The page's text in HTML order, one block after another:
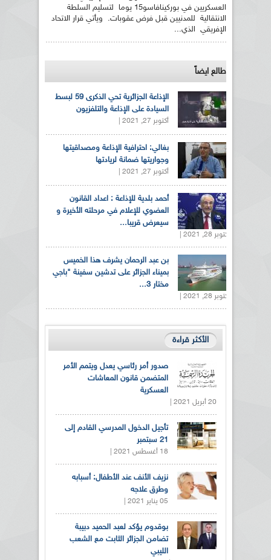
العسكريين في بوركينافاسو15 يوما لتسليم السلطة
الانتقالية للمدنيين قبل فرض عقوبات. ويأتي قرار الاتحاد
الإفريقي الذي...
طالع ايضاً
الإذاعة الجزائرية تحي الذكرى 59 لبسط
السيادة على الإذاعة والتلفزيون
أكتوبر 27, 2021 |
بغالي: احترافية الإذاعة ومصداقيتها
وجواريتها ضمانة لريادتها
أكتوبر 27, 2021 |
أحمد بلدية للإذاعة : اعداد القانون
العضوي للإعلام في مرحلته الأخيرة و
سيعرض قريبا...
أكتوبر 28, 2021 |
بن عبد الرحمان يشرف هذا الخميس
بميناء الجزائر على تدشين سفينة "باجي
مختار 3...
أكتوبر 28, 2021 |
الأكثر قراءة
صدور أمر رئاسي يعدل ويتمم الأمر
المتضمن قانون المعاشات
العسكرية
20 أبريل 2021 |
تأجيل الدخول المدرسي القادم إلى
21 سبتمبر
18 أغسطس 2021 |
نزيف الأنف عند الأطفال: أسبابه
وطرق علاجه
05 يناير 2021 |
بوقدوم يؤكد لعبد الحميد دبيبة
تضامن الجزائر الثابت مع الشعب
الليبي